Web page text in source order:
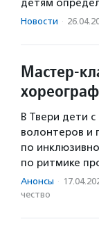
детям
Новости ·
Мастер-
В Твери дети
волонтеров и
по
по ритмике
Анонсы ·
чест­во